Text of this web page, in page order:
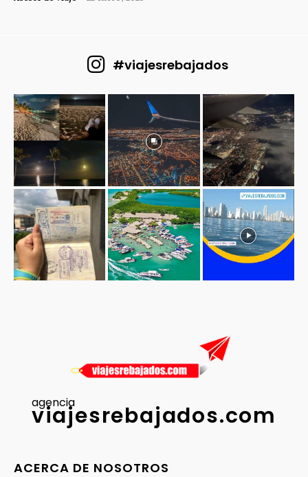
#viajesrebajados
agencia
viajesrebajados.com
ACERCA DE NOSOTROS